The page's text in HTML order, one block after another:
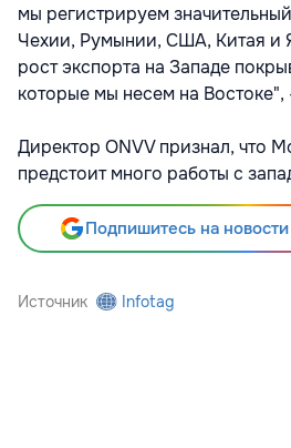
мы регистрируем
Чехии, Румынии, США, Китая и
рост экспорта на Западе
которые мы несем на Востоке",
Директор ONVV признал, что
предстоит много работы с
Подпишитесь на
Источник Infotag